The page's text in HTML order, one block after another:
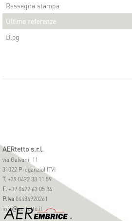
Rassegna stampa
Ultime referenze
Blog
AERtetto s.r.l.
via Galvani, 11
31022 Preganziol (TV)
T. +39 0422 33 11 59
F. +39 0422 63 05 84
P.Iva 04484920261
info@aertetto.it